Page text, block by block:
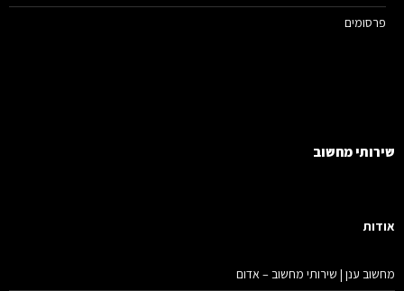
פרסומים
מחשוב
ענן | שירותי מחשוב – אדום